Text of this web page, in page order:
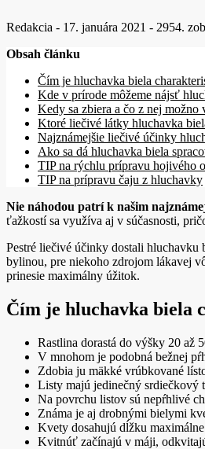
Redakcia - 17. januára 2021 - 2954.
Obsah článku
Čím je hluchavka biela
Kde v prírode môžeme nájsť
Kedy sa zbiera a čo z nej možno
Ktoré liečivé látky hluchavka
Najznámejšie liečivé účinky
Ako sa dá hluchavka biela
TIP na rýchlu prípravu hojivého
TIP na prípravu čaju z hluchavky
Nie náhodou patrí k našim
ťažkostí sa využíva aj v súčasnosti,
Pestré liečivé účinky dostali hluchavku
bylinou, pre niekoho zdrojom lákavej
prinesie maximálny úžitok.
Čím je hluchavka biela
Rastlina dorastá do výšky 20 až
V mnohom je podobná bežnej
Zdobia ju mäkké vrúbkované
Listy majú jedinečný srdiečkový
Na povrchu listov sú nepŕhlivé
Známa je aj drobnými bielymi
Kvety dosahujú dĺžku
Kvitnúť začínajú v máji,